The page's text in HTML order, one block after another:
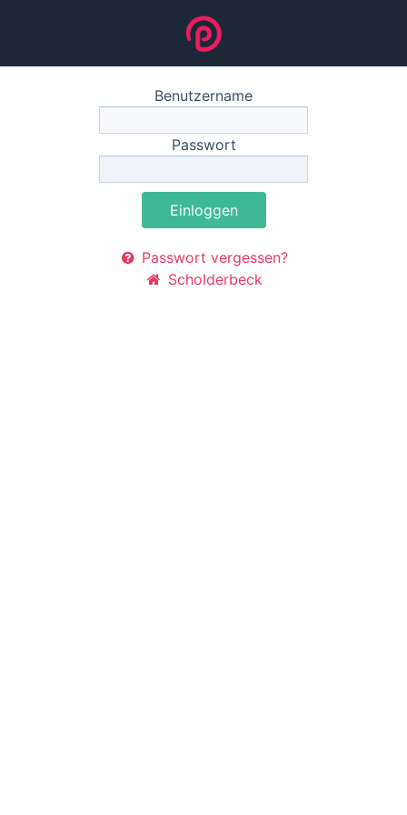
Benutzername
Passwort
Einloggen
Passwort vergessen?
Scholderbeck